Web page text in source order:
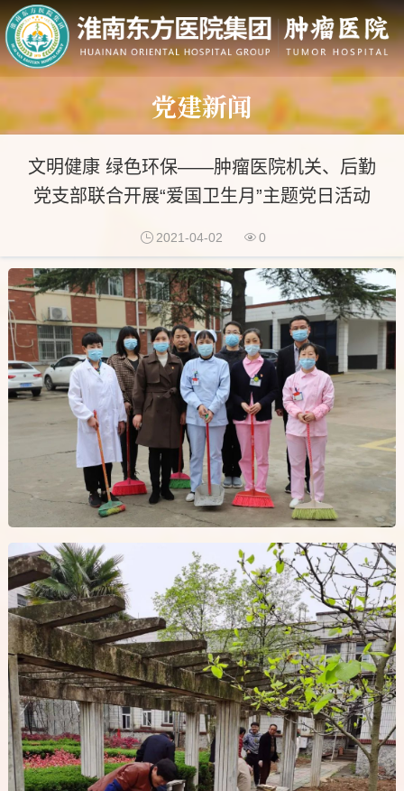
党建新闻
文明健康 绿色环保——肿瘤医院机关、后勤
党支部联合开展“爱国卫生月”主题党日活动
2021-04-02 0